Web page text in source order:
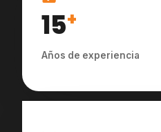
15+
Años de experiencia